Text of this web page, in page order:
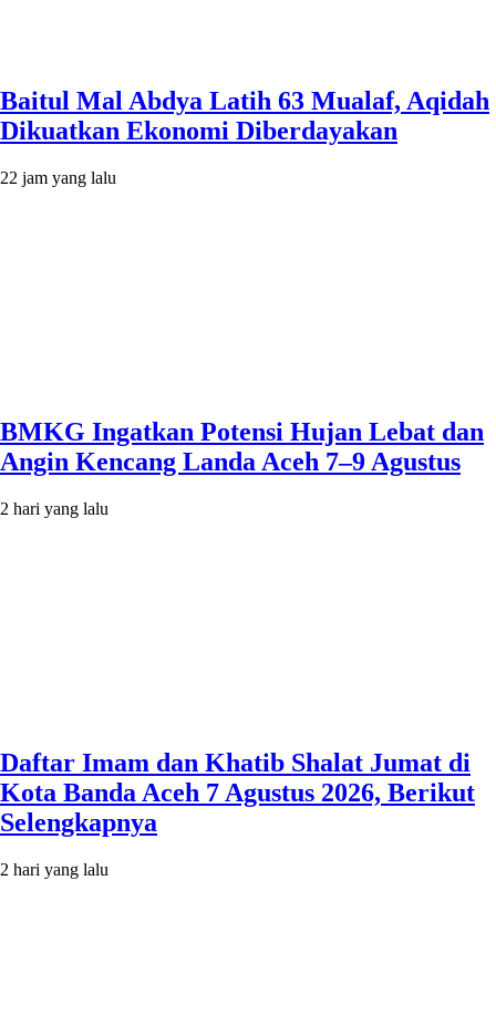
Baitul Mal Abdya Latih 63 Mualaf, Aqidah
Dikuatkan Ekonomi Diberdayakan
22 jam yang lalu
BMKG Ingatkan Potensi Hujan Lebat dan
Angin Kencang Landa Aceh 7–9 Agustus
2 hari yang lalu
Daftar Imam dan Khatib Shalat Jumat di
Kota Banda Aceh 7 Agustus 2026, Berikut
Selengkapnya
2 hari yang lalu